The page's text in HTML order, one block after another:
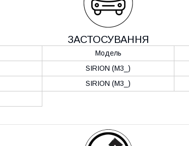
ЗАСТОСУВАННЯ
Модель
SIRION (M3_)
SIRION (M3_)